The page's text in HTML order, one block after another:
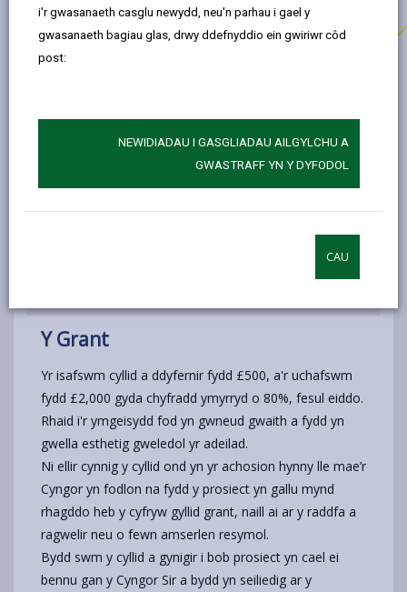
i'r gwasanaeth casglu newydd, neu'n parhau i gael y
gwasanaeth bagiau glas, drwy ddefnyddio ein gwiriwr côd
post:
NEWIDIADAU I GASGLIADAU AILGYLCHU A
GWASTRAFF YN Y DYFODOL
CAU
Osgoi gwrthdaro buddiannau
Gwaredu asedau
Gweithdrefn ymgeisio
Y Grant
Yr isafswm cyllid a ddyfernir fydd £500, a'r uchafswm
fydd £2,000 gyda chyfradd ymyrryd o 80%, fesul eiddo.
Rhaid i'r ymgeisydd fod yn gwneud gwaith a fydd yn
gwella esthetig gweledol yr adeilad.
Ni ellir cynnig y cyllid ond yn yr achosion hynny lle mae’r
Cyngor yn fodlon na fydd y prosiect yn gallu mynd
rhagddo heb y cyfryw gyllid grant, naill ai ar y raddfa a
ragwelir neu o fewn amserlen resymol.
Bydd swm y cyllid a gynigir i bob prosiect yn cael ei
bennu gan y Cyngor Sir a bydd yn seiliedig ar y